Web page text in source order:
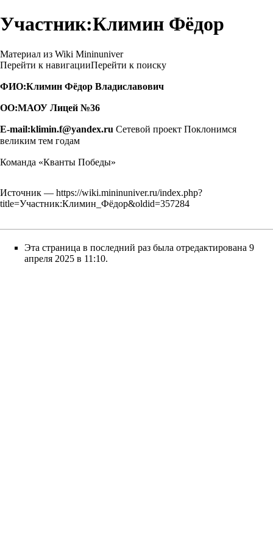
Участник:Климин Фёдор
Материал из Wiki Mininuniver
Перейти к навигацииПерейти к поиску
ФИО:Климин Фёдор Владиславович
ОО:МАОУ Лицей №36
E-mail:klimin.f@yandex.ru Сетевой проект Поклонимся
великим тем годам
Команда «Кванты Победы»
Источник — https://wiki.mininuniver.ru/index.php?
title=Участник:Климин_Фёдор&oldid=357284
Эта страница в последний раз была отредактирована 9
апреля 2025 в 11:10.